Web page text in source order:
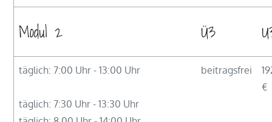
Modul 2 Ü3
täglich: 7:00 Uhr - 13:00 Uhr
täglich: 7:30 Uhr - 13:30 Uhr
beitragsfrei
€